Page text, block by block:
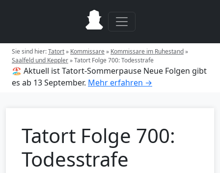
Sie sind hier:Tatort» Kommissare» Kommissare im Ruhestand»
Saalfeld und Keppler»Tatort Folge 700: Todesstrafe
🏖️ Aktuell ist Tatort-Sommerpause Neue Folgen gibt
es ab 13 September. Mehr erfahren →
Tatort Folge 700:
Todesstrafe